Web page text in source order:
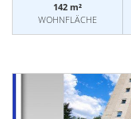
142 m²
WOHNFLÄCHE